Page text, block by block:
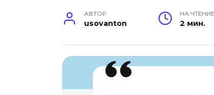
АВТОР
usovanton
НА ЧТЕНИЕ
2 мин.